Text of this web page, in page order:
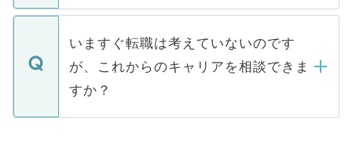
関を公にしてしまうと、応募が殺到する場
に、医療機関が求める条件に合った人材の
みを人材紹介会社に依頼するケースが増え
ています。
定を承諾する必要はありません。内定先へ
の辞退の連絡はキャリアパートナーが行い
ますので、ご安心ください。
個人情報が漏えいすることはありませんの
で、ご安心ください。当サイトからの登録
などで収集したご登録者様の個人情報は、
ご本人のキャリアアップおよび転職活動の
支援を目的に使用いたします。お預かりし
ているすべての個人データはご本人の許可
いますぐ転職は考えていないのです
が、これからのキャリアを相談できま
すか？